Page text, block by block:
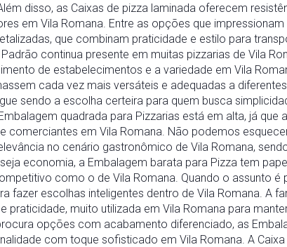
disso, as Caixas de pizza laminada oferecem
em Vila Romana. Entre as opções que
que combinam praticidade e estilo para
continua presente em muitas pizzarias de Vila
de estabelecimentos e a variedade em Vila
cada vez mais versáteis e adequadas a
sendo a escolha certeira para quem busca
quadrada para Pizzarias está em alta, já que
comerciantes em Vila Romana. Não podemos
no cenário gastronômico de Vila Romana,
economia, a Embalagem barata para Pizza tem
como o de Vila Romana. Quando o assunto é
fazer escolhas inteligentes dentro de Vila Romana. A
praticidade, muito utilizada em Vila Romana para
opções com acabamento diferenciado, as
com toque sofisticado em Vila Romana. A